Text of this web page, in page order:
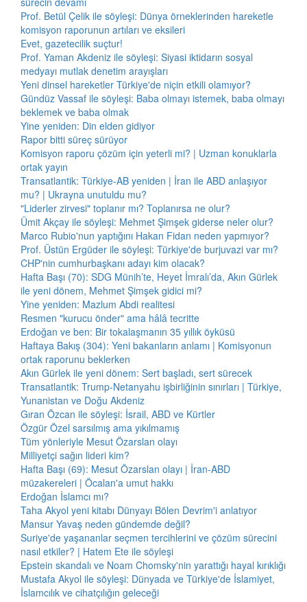
Prof. Betül Çelik ile söyleşi: Dünya örneklerinden hareketle
komisyon raporunun artıları ve eksileri
Evet, gazetecilik suçtur!
Prof. Yaman Akdeniz ile söyleşi: Siyasi iktidarın sosyal
medyayı mutlak denetim arayışları
Yeni dinsel hareketler Türkiye'de niçin etkili olamıyor?
Gündüz Vassaf ile söyleşi: Baba olmayı istemek, baba olmayı
beklemek ve baba olmak
Yine yeniden: Din elden gidiyor
Rapor bitti süreç sürüyor
Komisyon raporu çözüm için yeterli mi? | Uzman konuklarla
ortak yayın
Transatlantik: Türkiye-AB yeniden | İran ile ABD anlaşıyor
mu? | Ukrayna unutuldu mu?
"Liderler zirvesi" toplanır mı? Toplanırsa ne olur?
Ümit Akçay ile söyleşi: Mehmet Şimşek giderse neler olur?
Marco Rubio'nun yaptığını Hakan Fidan neden yapmıyor?
Prof. Üstün Ergüder ile söyleşi: Türkiye'de burjuvazi var mı?
CHP'nin cumhurbaşkanı adayı kim olacak?
Hafta Başı (70): SDG Münih’te, Heyet İmralı’da, Akın Gürlek
ile yeni dönem, Mehmet Şimşek gidici mi?
Yine yeniden: Mazlum Abdi realitesi
Resmen "kurucu önder" ama hâlâ tecritte
Erdoğan ve ben: Bir tokalaşmanın 35 yıllık öyküsü
Haftaya Bakış (304): Yeni bakanların anlamı | Komisyonun
ortak raporunu beklerken
Akın Gürlek ile yeni dönem: Sert başladı, sert sürecek
Transatlantik: Trump-Netanyahu işbirliğinin sınırları | Türkiye,
Yunanistan ve Doğu Akdeniz
Gıran Özcan ile söyleşi: İsrail, ABD ve Kürtler
Özgür Özel sarsılmış ama yıkılmamış
Tüm yönleriyle Mesut Özarslan olayı
Milliyetçi sağın lideri kim?
Hafta Başı (69): Mesut Özarslan olayı | İran-ABD
müzakereleri | Öcalan'a umut hakkı
Erdoğan İslamcı mı?
Taha Akyol yeni kitabı Dünyayı Bölen Devrim'i anlatıyor
Mansur Yavaş neden gündemde değil?
Suriye'de yaşananlar seçmen tercihlerini ve çözüm sürecini
nasıl etkiler? | Hatem Ete ile söyleşi
Epstein skandalı ve Noam Chomsky'nin yarattığı hayal kırıklığı
Mustafa Akyol ile söyleşi: Dünyada ve Türkiye'de İslamiyet,
İslamcılık ve cihatçılığın geleceği